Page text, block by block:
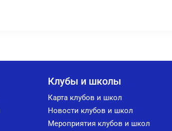
Клубы и школы
Карта клубов и школ
Новости клубов и школ
Мероприятия клубов и школ